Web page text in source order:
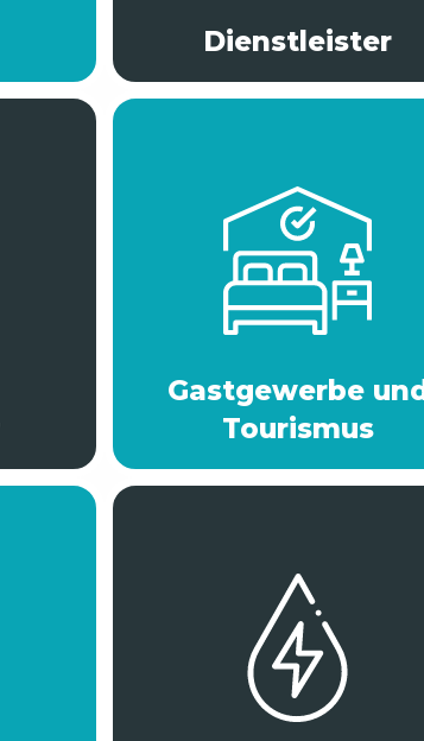
Dienstleister
Gastgewerbe und
Tourismus